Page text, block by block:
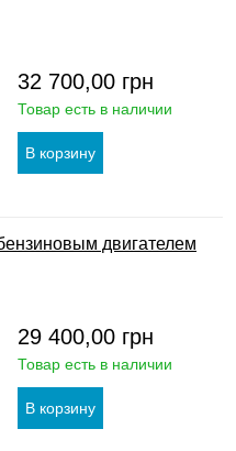
32 700,00 грн
Товар есть в наличии
двигателем
29 400,00 грн
Товар есть в наличии